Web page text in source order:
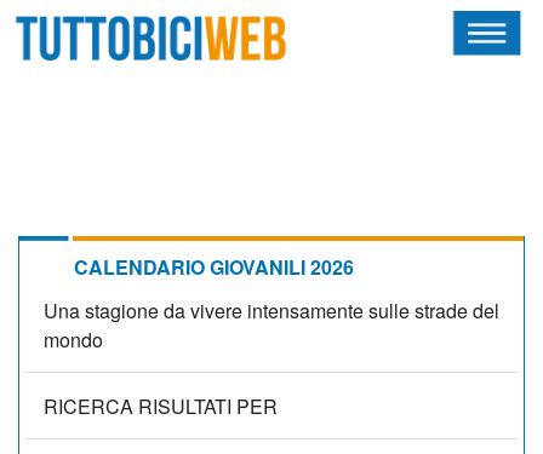
CALENDARIO
OSCAR
ALBI D'ORO
CALENDARIO GIOVANILI 2026
Una stagione da vivere intensamente sulle strade del
mondo
RICERCA RISULTATI PER